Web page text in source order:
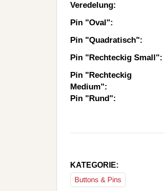
Veredelung:
Pin "Oval":
Pin "Quadratisch":
Pin "Rechteckig Small":
Pin "Rechteckig
Medium":
Pin "Rund":
KATEGORIE:
Buttons & Pins